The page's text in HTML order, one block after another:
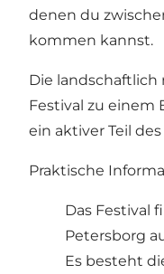
denen du
kommen kannst.
Die landschaftlich
Festival zu einem
ein aktiver Teil
Praktische
Das Festival
Petersborg
Es besteht